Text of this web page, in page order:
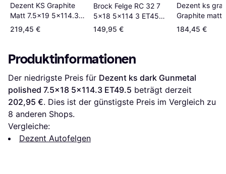
Dezent KS Graphite
Matt 7.5x19 5x114.3
ET51
219,45 €
Brock Felge RC 32 7
5x18 5x114 3 ET45
MB60
149,95 €
Dezent ks
Graphite matt
5x114.3 ET45
184,45 €
Produktinformationen
Der niedrigste Preis für Dezent ks dark Gunmetal
polished 7.5x18 5x114.3 ET49.5
202,95 €
8 anderen Shops.
Vergleiche:
Dezent Autofelgen